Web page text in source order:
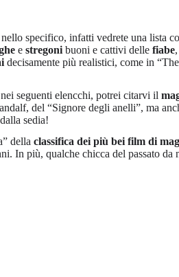
specifico, infatti vedrete una lista
e stregoni buoni e cattivi delle fiabe,
decisamente più realistici, come in
seguenti elencchi, potrei citarvi il
del “Signore degli anelli”, ma
sedia!
della classifica dei più bei film di
In più, qualche chicca del passato da